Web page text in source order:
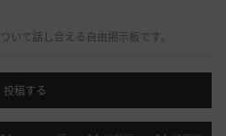
いて話し合える自由掲示板です。
投稿する